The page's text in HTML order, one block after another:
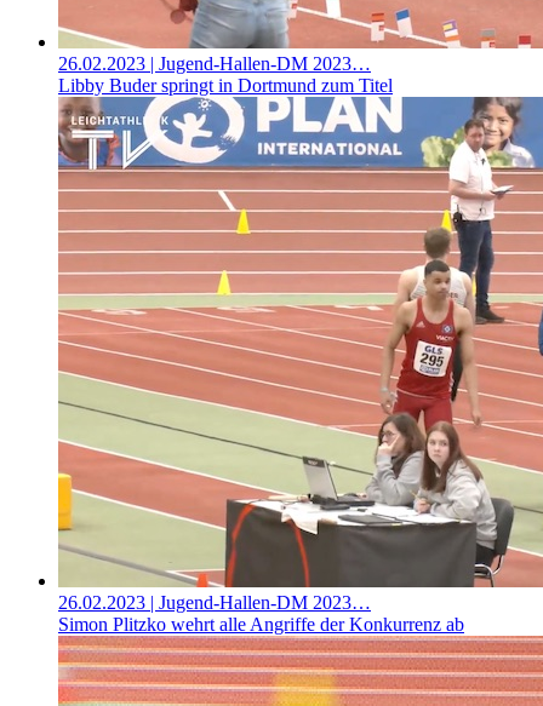
26.02.2023 | Jugend-Hallen-DM 2023…
Libby Buder springt in Dortmund zum Titel
26.02.2023 | Jugend-Hallen-DM 2023…
Simon Plitzko wehrt alle Angriffe der Konkurrenz ab